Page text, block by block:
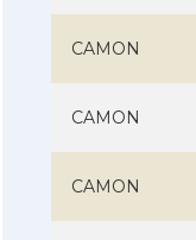
CAMON
CAMON
CAMON